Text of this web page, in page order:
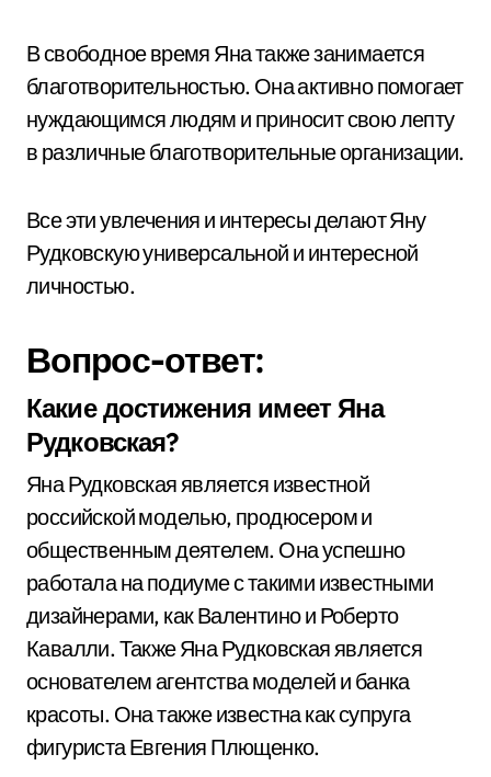
В свободное время Яна также занимается
благотворительностью. Она активно помогает
нуждающимся людям и приносит свою лепту
в различные благотворительные организации.
Все эти увлечения и интересы делают Яну
Рудковскую универсальной и интересной
личностью.
Вопрос-ответ:
Какие достижения имеет Яна
Рудковская?
Яна Рудковская является известной
российской моделью, продюсером и
общественным деятелем. Она успешно
работала на подиуме с такими известными
дизайнерами, как Валентино и Роберто
Кавалли. Также Яна Рудковская является
основателем агентства моделей и банка
красоты. Она также известна как супруга
фигуриста Евгения Плющенко.